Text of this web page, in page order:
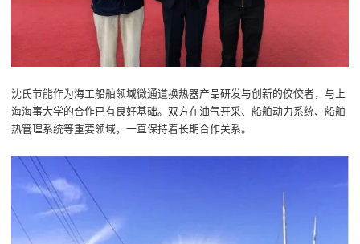
沈氏节能作为海工船舶领域微通道换热器产品研发与创新的佼佼者，与上
海海事大学的合作已有良好基础。双方在油气开采、船舶动力系统、船舶
热管理系统等重要领域，一直保持着长期合作关系。